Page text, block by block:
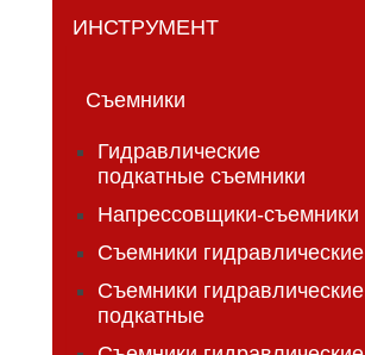
ИНСТРУМЕНТ
Съемники
Гидравлические
подкатные съемники
Напрессовщики-съемники
Съемники гидравлические
Съемники гидравлические
подкатные